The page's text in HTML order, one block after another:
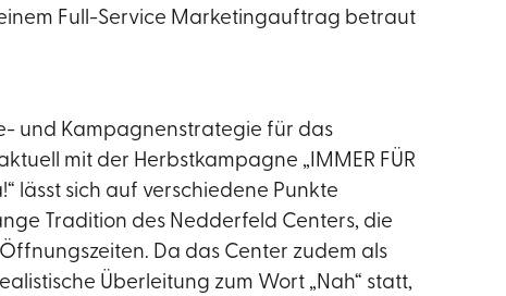
Full-Service Marketingauftrag betraut
und Kampagnenstrategie für das
mit der Herbstkampagne „IMMER FÜR
lässt sich auf verschiedene Punkte
Tradition des Nedderfeld Centers, die
Da das Center zudem als
Überleitung zum Wort „Nah“ statt,